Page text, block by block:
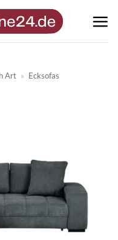
Art » Ecksofas